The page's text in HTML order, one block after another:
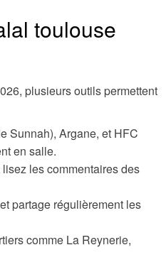
toulouse
plusieurs outils permettent
Sunnah), Argane, et HFC
en salle.
les commentaires des
partage régulièrement les
comme La Reynerie,